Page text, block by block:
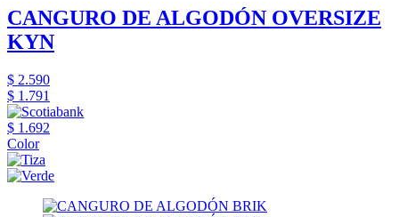
CANGURO DE ALGODÓN OVERSIZE
KYN
$ 2.590
$ 1.791
$ 1.692
Color